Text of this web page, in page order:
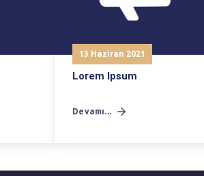
13 Haziran 2021
Lorem Ipsum
Devamı...